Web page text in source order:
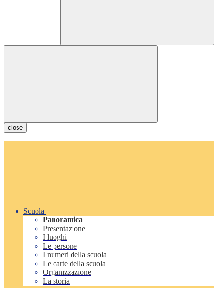
close
Scuola
Panoramica
Presentazione
I luoghi
Le persone
I numeri della scuola
Le carte della scuola
Organizzazione
La storia